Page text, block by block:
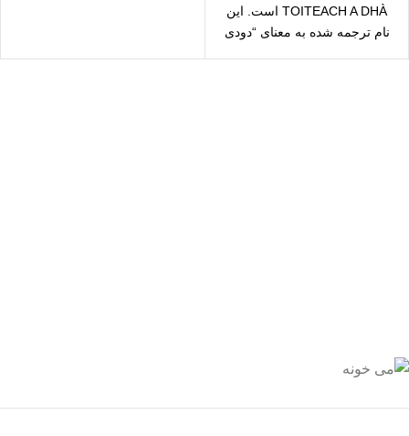
TOITEACH A DHÀ است. این
نام ترجمه شده به معنای “دودی